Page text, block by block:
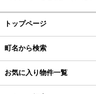
トップページ
町名から検索
お気に入り物件一覧